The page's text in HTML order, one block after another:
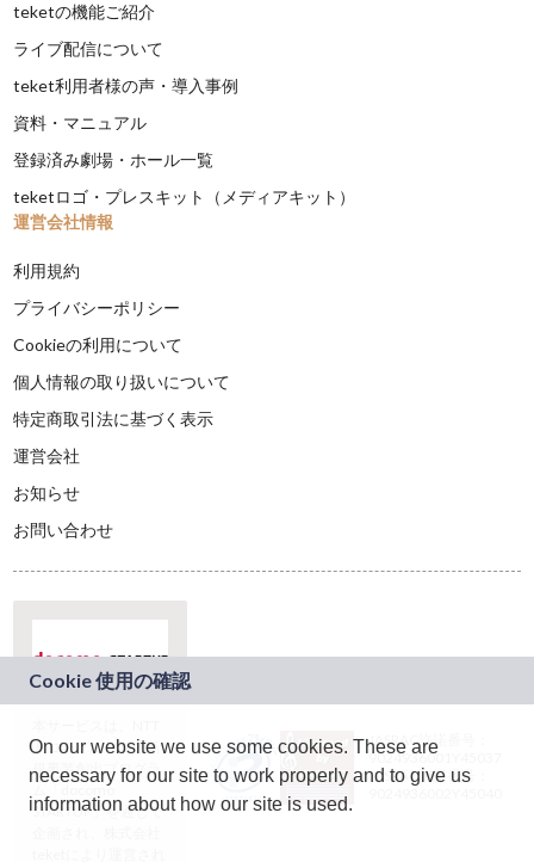
teketの機能ご紹介
ライブ配信について
teket利用者様の声・導入事例
資料・マニュアル
登録済み劇場・ホール一覧
teketロゴ・プレスキット（メディアキット）
運営会社情報
利用規約
プライバシーポリシー
Cookieの利用について
個人情報の取り扱いについて
特定商取引法に基づく表示
運営会社
お知らせ
お問い合わせ
ドコモグループの新
規事業創出プログラ
ム「docomo
STARTUP」を通じて
JASRAC許諾番号：
9024936001Y45037
JASRAC許諾番号：
On our website we use some cookies. These are
necessary for our site to work properly and to give us
information about how our site is used.